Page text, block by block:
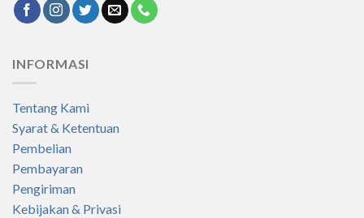
INFORMASI
Tentang Kami
Syarat & Ketentuan
Pembelian
Pembayaran
Pengiriman
Kebijakan & Privasi